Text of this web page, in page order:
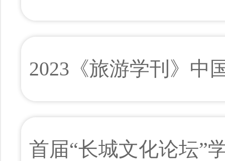
2023《旅游学刊》中
首届“长城文化论坛”